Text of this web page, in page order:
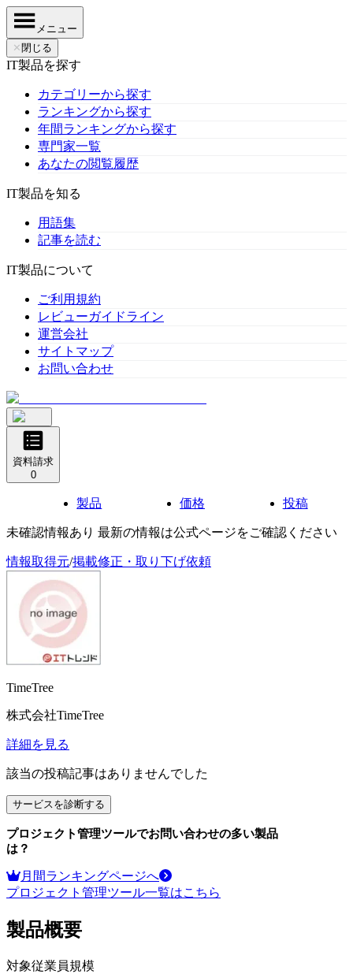
メニュー
✕ 閉じる
IT製品を探す
カテゴリーから探す
ランキングから探す
年間ランキングから探す
専門家一覧
あなたの閲覧履歴
IT製品を知る
用語集
記事を読む
IT製品について
ご利用規約
レビューガイドライン
運営会社
サイトマップ
お問い合わせ
資料請求
0
製品 価格 投稿
未確認情報あり 最新の情報は公式ページをご確認ください
情報取得元/掲載修正・取り下げ依頼
TimeTree
株式会社TimeTree
詳細を見る
該当の投稿記事はありませんでした
サービスを診断する
プロジェクト管理ツールでお問い合わせの多い製品
は？
月間ランキングページへ
プロジェクト管理ツール一覧はこちら
製品概要
対象従業員規模